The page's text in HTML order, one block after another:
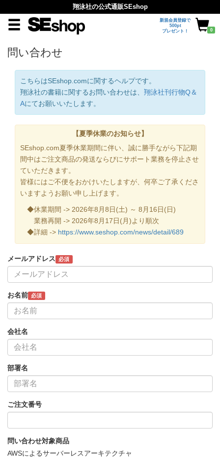
翔泳社の公式通販SEshop
新規会員登録で
500pt
プレゼント！
0
問い合わせ
こちらはSEshop.comに関するヘルプです。
翔泳社の書籍に関するお問い合わせは、 翔泳社刊行物Q＆
Aにてお願いいたします。
【夏季休業のお知らせ】
SEshop.com夏季休業期間に伴い、誠に勝手ながら下記期
間中はご注文商品の発送ならびにサポート業務を停止させ
ていただきます。
皆様にはご不便をおかけいたしますが、何卒ご了承くださ
いますようお願い申し上げます。
◆休業期間 -> 2026年8月8日(土) ～ 8月16日(日)
業務再開 -> 2026年8月17日(月)より順次
◆詳細 -> https://www.seshop.com/news/detail/689
メールアドレス 必須
お名前 必須
会社名
部署名
ご注文番号
問い合わせ対象商品
AWSによるサーバーレスアーキテクチャ